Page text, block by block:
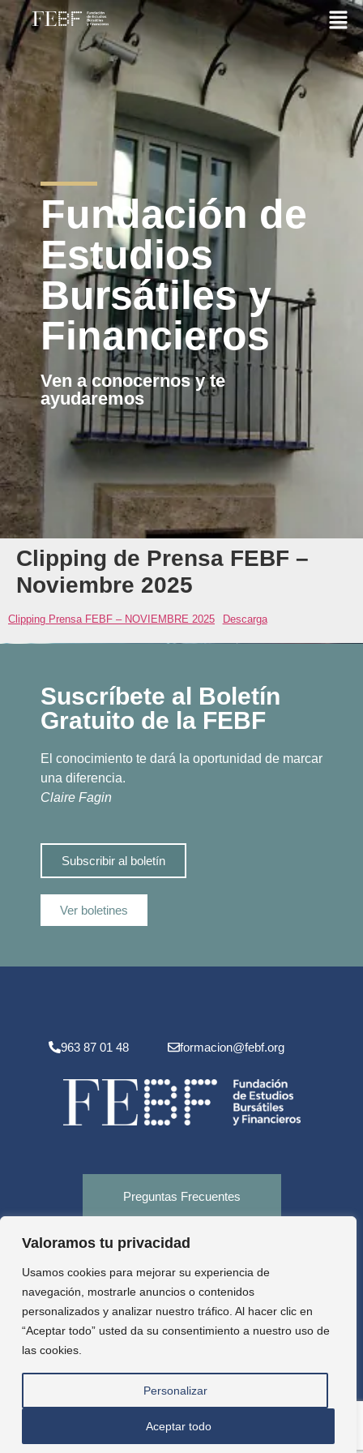
Valoramos tu privacidad
Usamos cookies para mejorar su experiencia de
navegación, mostrarle anuncios o contenidos
personalizados y analizar nuestro tráfico. Al hacer clic en
“Aceptar todo” usted da su consentimiento a nuestro uso de
las cookies.
Personalizar
Aceptar todo
Fundación de
Estudios
Bursátiles y
Financieros
Ven a conocernos y te
ayudaremos
Clipping de Prensa FEBF –
Noviembre 2025
Clipping Prensa FEBF – NOVIEMBRE 2025 Descarga
Suscríbete al Boletín
Gratuito de la FEBF
El conocimiento te dará la oportunidad de marcar
una diferencia.
Claire Fagin
Subscribir al boletín
Ver boletines
963 87 01 48 formacion@febf.org
Preguntas Frecuentes
Aula virtual